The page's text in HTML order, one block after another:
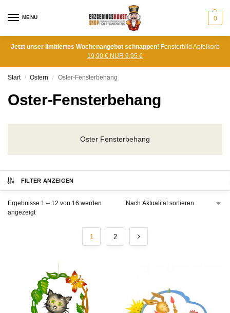
MENU 0
Jetzt unser limitiertes Wochenangebot schnappen! Fensterbild Apfelkorb
19,90 € NUR 9,95 €
Start / Ostern / Oster-Fensterbehang
Oster-Fensterbehang
Oster Fensterbehang
FILTER ANZEIGEN
Ergebnisse 1 – 12 von 16 werden
angezeigt
1 2